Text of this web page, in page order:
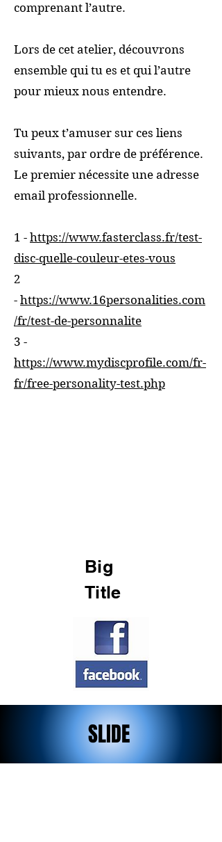
comprenant l’autre.
Lors de cet atelier, découvrons
ensemble qui tu es et qui l’autre
pour mieux nous entendre.
Tu peux t’amuser sur ces liens
suivants, par ordre de préférence.
Le premier nécessite une adresse
email professionnelle.
1 - https://www.fasterclass.fr/test-
disc-quelle-couleur-etes-vous
2
- https://www.16personalities.com
/fr/test-de-personnalite
3 -
https://www.mydiscprofile.com/fr-
fr/free-personality-test.php
Big
Title
SLIDE